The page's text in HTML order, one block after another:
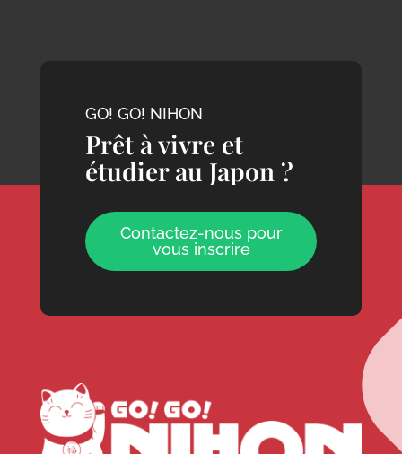
GO! GO! NIHON
Prêt à vivre et
étudier au Japon ?
Contactez-nous pour
vous inscrire